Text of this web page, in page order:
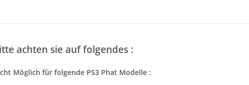
achten sie auf folgendes :
Möglich für folgende PS3 Phat Modelle :